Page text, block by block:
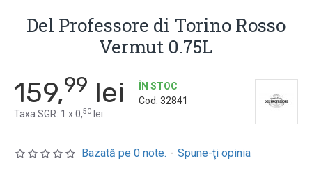
Del Professore di Torino Rosso
Vermut 0.75L
Bazată pe 0 note. - Spune-ţi opinia
159,99 lei
Taxa SGR: 1 x 0,50 lei
ÎN STOC
Cod: 32841